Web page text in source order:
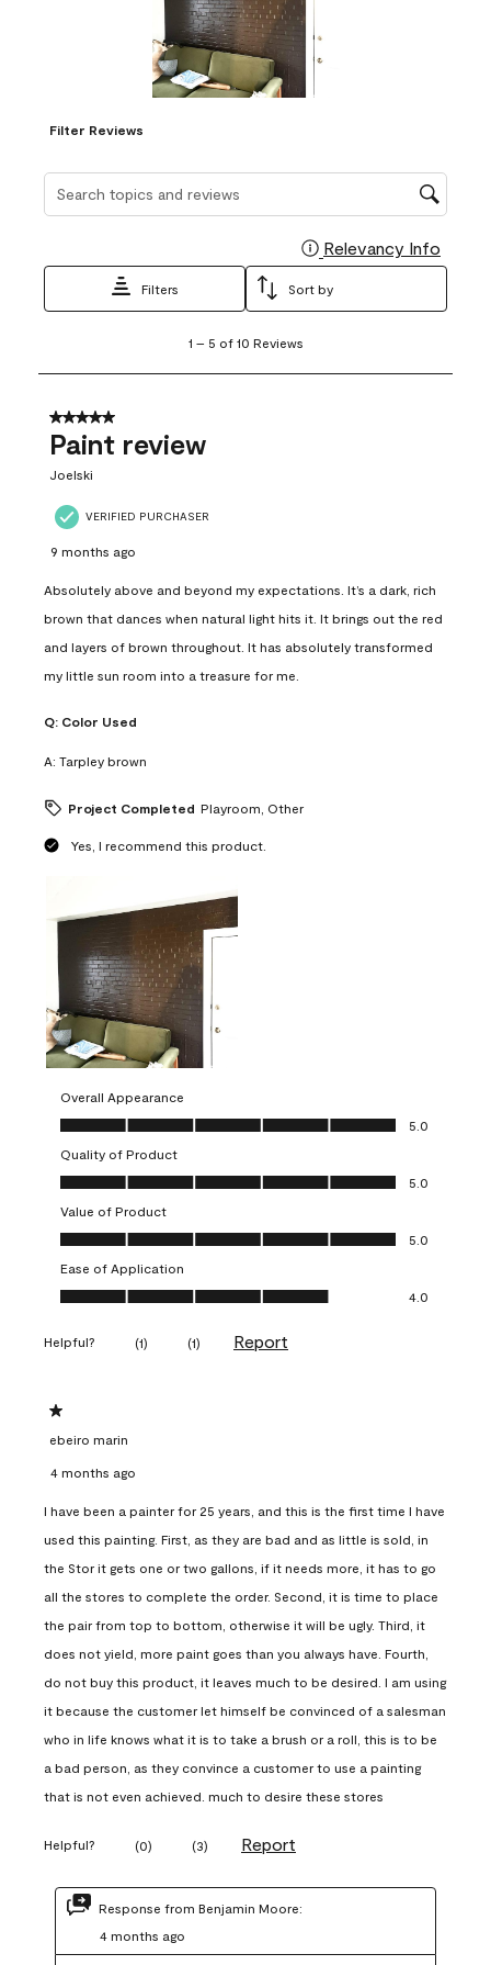
Filter Reviews
Relevancy Info
Filters Sort by
5
10
Reviews
1 – 5 of 10 Reviews
5 out of 5 stars.
Paint review
Joelski
VERIFIED PURCHASER
9 months ago
Absolutely above and beyond my expectations. It’s a dark, rich
brown that dances when natural light hits it. It brings out the red
and layers of brown throughout. It has absolutely transformed
my little sun room into a treasure for me.
Q: Color Used
A: Tarpley brown
Project Completed Playroom, Other
Yes, I recommend this product.
Overall Appearance
Overall Appearance, 5.0 out of 5
5.0
Quality of Product
Quality of Product, 5.0 out of 5
5.0
Value of Product
Value of Product, 5.0 out of 5
5.0
Ease of Application
Ease of Application, 4.0 out of 5
4.0
Helpful? (1) (1) Report
1 out of 5 stars.
ebeiro marin
4 months ago
I have been a painter for 25 years, and this is the first time I have
used this painting. First, as they are bad and as little is sold, in
the Stor it gets one or two gallons, if it needs more, it has to go
all the stores to complete the order. Second, it is time to place
the pair from top to bottom, otherwise it will be ugly. Third, it
does not yield, more paint goes than you always have. Fourth,
do not buy this product, it leaves much to be desired. I am using
it because the customer let himself be convinced of a salesman
who in life knows what it is to take a brush or a roll, this is to be
a bad person, as they convince a customer to use a painting
that is not even achieved. much to desire these stores
Helpful? (0) (3) Report
Response from Benjamin Moore:
4 months ago